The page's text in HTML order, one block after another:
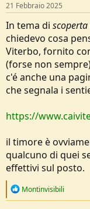
21 Febbraio 2025
In tema di scoperta
chiedevo cosa
Viterbo, fornito
(forse non
c'é anche una
che segnala i
https://
il timore è
qualcuno di quei
effettivi sul posto.
R
Montinvisibili